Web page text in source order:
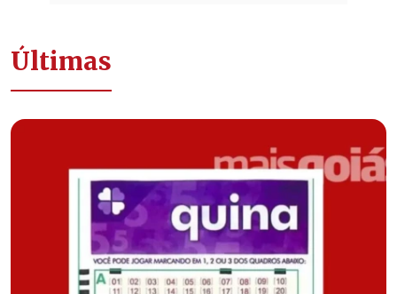
Últimas